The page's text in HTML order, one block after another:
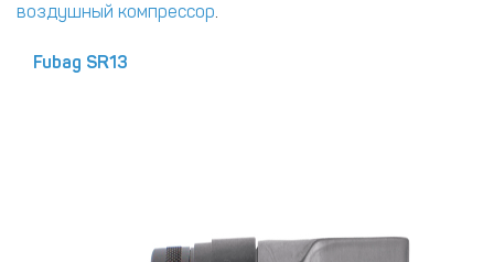
воздушный компрессор.
Fubag SR13